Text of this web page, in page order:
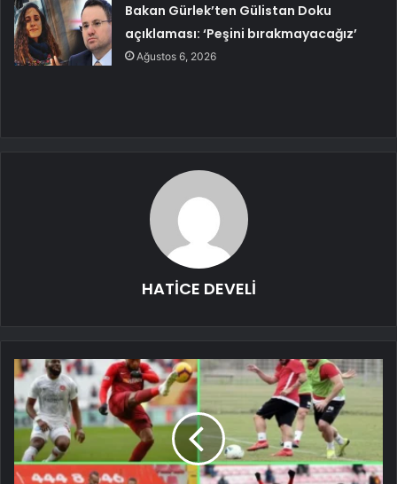
Bakan Gürlek’ten Gülistan Doku
açıklaması: ‘Peşini bırakmayacağız’
Ağustos 6, 2026
HATİCE DEVELİ